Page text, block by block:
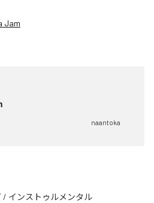
Jam
naantoka
/ インストゥルメンタル